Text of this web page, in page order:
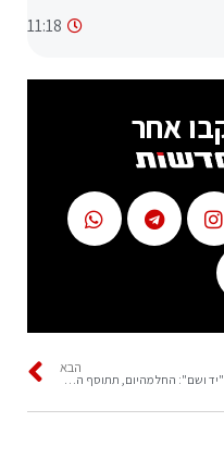
11:18
אחר
הבא